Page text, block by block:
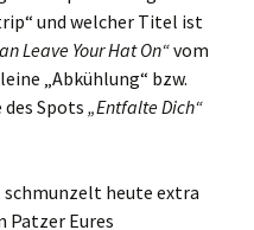
und welcher Titel ist
Leave Your Hat On“vom
„Abkühlung“ bzw.
Spots „Entfalte Dich“
schmunzelt heute extra
Patzer Eures